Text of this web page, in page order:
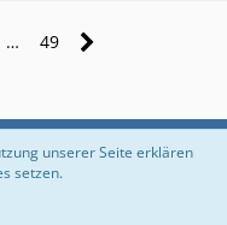
… 49
unserer Seite erklären
setzen.